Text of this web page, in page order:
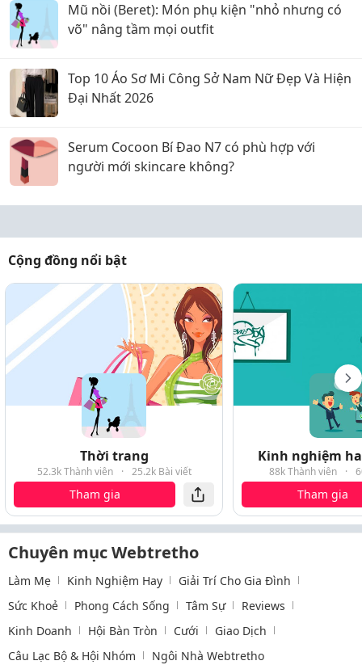
Mũ nồi (Beret): Món phụ kiện "nhỏ nhưng có
võ" nâng tầm mọi outfit
Top 10 Áo Sơ Mi Công Sở Nam Nữ Đẹp Và Hiện
Đại Nhất 2026
Serum Cocoon Bí Đao N7 có phù hợp với
người mới skincare không?
Cộng đồng nổi bật
Thời trang
52.3k Thành viên · 25.2k Bài viết
Tham gia
Kinh nghiệm
88k Thành viên ·
Tham gia
Chuyên mục Webtretho
Làm Mẹ Kinh Nghiệm Hay
Giải Trí Cho Gia Đình
Sức Khoẻ
Phong Cách Sống Tâm Sự
Reviews
Kinh Doanh
Hội Bàn Tròn Cưới
Giao Dịch
Câu Lạc Bộ & Hội Nhóm
Ngôi Nhà Webtretho